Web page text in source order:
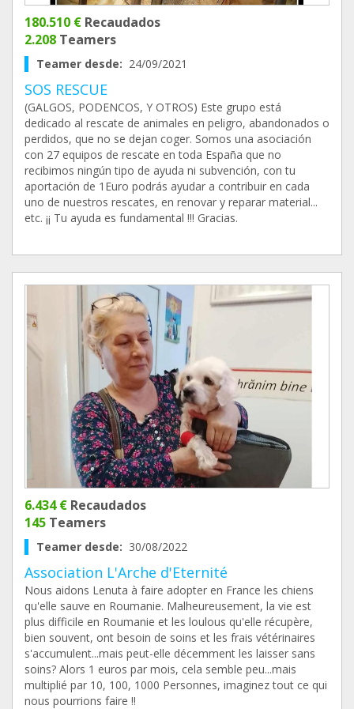
180.510 € Recaudados
2.208 Teamers
Teamer desde: 24/09/2021
SOS RESCUE
(GALGOS, PODENCOS, Y OTROS) Este grupo está
dedicado al rescate de animales en peligro, abandonados o
perdidos, que no se dejan coger. Somos una asociación
con 27 equipos de rescate en toda España que no
recibimos ningún tipo de ayuda ni subvención, con tu
aportación de 1Euro podrás ayudar a contribuir en cada
uno de nuestros rescates, en renovar y reparar material...
etc. ¡¡ Tu ayuda es fundamental !!! Gracias.
6.434 € Recaudados
145 Teamers
Teamer desde: 30/08/2022
Association L'Arche d'Eternité
Nous aidons Lenuta à faire adopter en France les chiens
qu'elle sauve en Roumanie. Malheureusement, la vie est
plus difficile en Roumanie et les loulous qu'elle récupère,
bien souvent, ont besoin de soins et les frais vétérinaires
s'accumulent...mais peut-elle décemment les laisser sans
soins? Alors 1 euros par mois, cela semble peu...mais
multiplié par 10, 100, 1000 Personnes, imaginez tout ce qui
nous pourrions faire !!